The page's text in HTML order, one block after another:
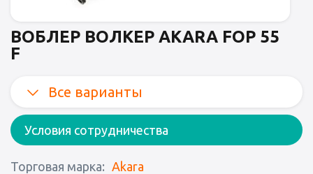
ВОБЛЕР ВОЛКЕР AKARA FOP 55
F
Все варианты
Условия сотрудничества
Торговая марка: Akara